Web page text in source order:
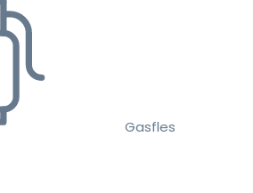
Gasfles